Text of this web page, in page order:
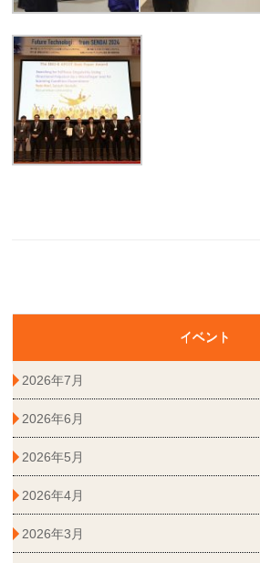
イベント
2026年7月
2026年6月
2026年5月
2026年4月
2026年3月